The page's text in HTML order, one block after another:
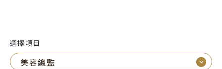
選擇項目
美容總監 ⌵